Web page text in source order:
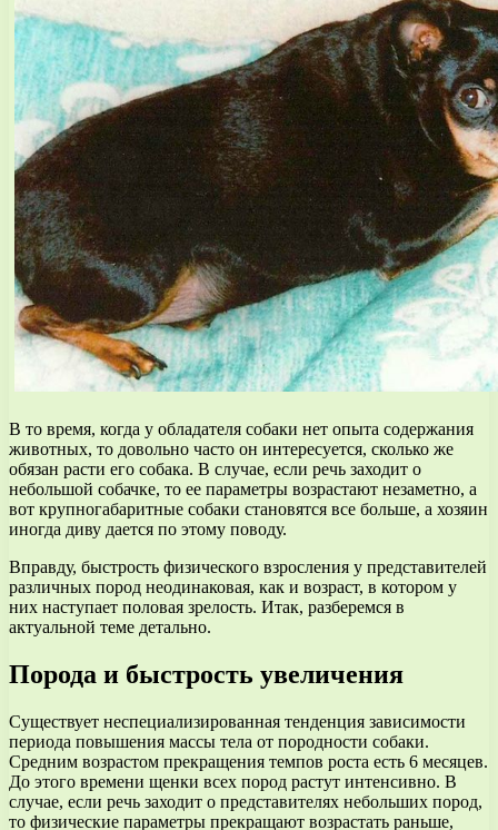
В то время, когда у обладателя собаки нет опыта содержания
животных, то довольно часто он интересуется, сколько же
обязан расти его собака. В случае, если речь заходит о
небольшой собачке, то ее параметры возрастают незаметно, а
вот крупногабаритные собаки становятся все больше, а хозяин
иногда диву дается по этому поводу.
Вправду, быстрость физического взросления у представителей
различных пород неодинаковая, как и возраст, в котором у
них наступает половая зрелость. Итак, разберемся в
актуальной теме детально.
Порода и быстрость увеличения
Существует неспециализированная тенденция зависимости
периода повышения массы тела от породности собаки.
Средним возрастом прекращения темпов роста есть 6 месяцев.
До этого времени щенки всех пород растут интенсивно. В
случае, если речь заходит о представителях небольших пород,
то физические параметры прекращают возрастать раньше,